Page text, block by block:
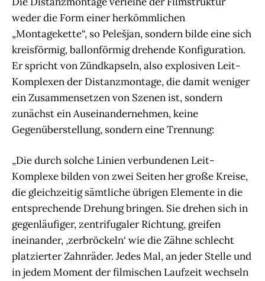
weder die Form einer herkömmlichen
„Montagekette“, so Pelešjan, sondern bilde eine sich
kreisförmig, ballonförmig drehende Konfiguration.
Er spricht von Zündkapseln, also explosiven Leit-
Komplexen der Distanzmontage, die damit weniger
ein Zusammensetzen von Szenen ist, sondern
zunächst ein Auseinandernehmen, keine
Gegenüberstellung, sondern eine Trennung:
„Die durch solche Linien verbundenen Leit-
Komplexe bilden von zwei Seiten her große Kreise,
die gleichzeitig sämtliche übrigen Elemente in die
entsprechende Drehung bringen. Sie drehen sich in
gegenläufiger, zentrifugaler Richtung, greifen
ineinander, ‚zerbröckeln‘ wie die Zähne schlecht
platzierter Zahnräder. Jedes Mal, an jeder Stelle und
in jedem Moment der filmischen Laufzeit wechseln